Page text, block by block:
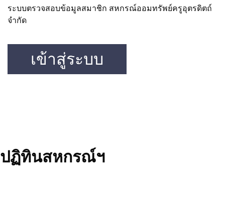
ระบบตรวจสอบข้อมูลสมาชิก สหกรณ์ออมทรัพย์ครูอุตรดิตถ์
จำกัด
เข้าสู่ระบบ
ปฏิทินสหกรณ์ฯ